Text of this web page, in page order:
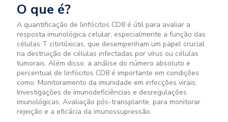
O que é?
A quantificação de linfócitos CD8 é útil para avaliar a
resposta imunológica celular, especialmente a função das
células T citotóxicas, que desempenham um papel crucial
na destruição de células infectadas por vírus ou células
tumorais. Além disso, a análise do número absoluto e
percentual de linfócitos CD8 é importante em condições
como: Monitoramento da imunidade em infecções virais;
Investigações de imunodeficiências e desregulações
imunológicas; Avaliação pós-transplante, para monitorar
rejeição e a eficácia da imunossupressão.